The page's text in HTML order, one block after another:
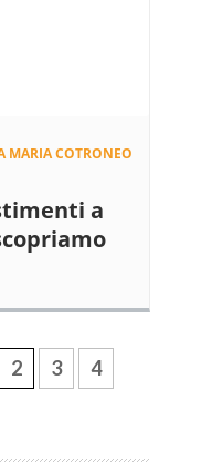
MARIA COTRONEO
a
2 3
4